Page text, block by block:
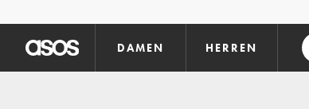
DAMEN HERREN